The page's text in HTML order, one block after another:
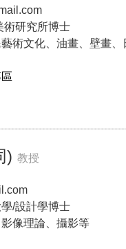
術研究所博士
術文化、油畫、壁畫、
) 教授
/設計學博士
像理論、攝影等